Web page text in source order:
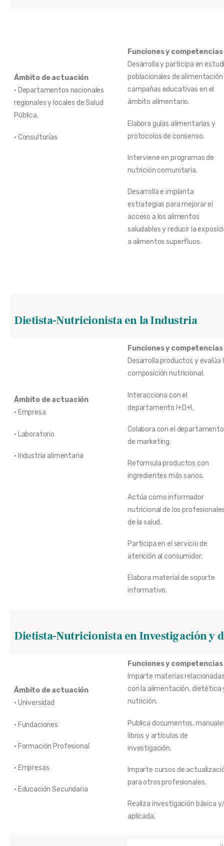
Ámbito de actuación
• Departamentos nacionales
regionales y locales de Salud
Pública.
• Consultorías
Funciones y competencias
Desarrolla y participa en
poblacionales de alimentación
campañas educativas en el
ámbito alimentario.
Elabora guías alimentarias y
protocolos de consenso.
Interviene en programas de
nutrición comunitaria.
Desarrolla e implanta
estrategias para mejorar el
acceso a los alimentos
saludables y reducir la
a alimentos superfluos.
Dietista-Nutricionista en la Industria
Ámbito de actuación
• Empresa
• Laboratorio
• Industria alimentaria
Funciones y competencias
Desarrolla productos y evalúa
composición nutricional.
Interacciona con el
departamento I+D+I.
Colabora con el departamento
de marketing.
Reformula productos con
ingredientes más sanos.
Actúa como informador
nutricional de los
de la salud.
Participa en el servicio de
atención al consumidor.
Elabora material de soporte
informativo.
Dietista-Nutricionista en Investigación y
Ámbito de actuación
• Universidad
• Fundaciones
• Formación Profesional
• Empresas
• Educación Secundaria
Funciones y competencias
Imparte materias
con la alimentación, dietética
nutrición.
Publica documentos,
libros y artículos de
investigación.
Imparte cursos de
para otros profesionales.
Realiza investigación básica
aplicada.